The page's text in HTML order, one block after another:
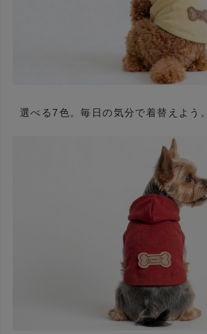
選べる7色。毎日の気分で着替えよう。